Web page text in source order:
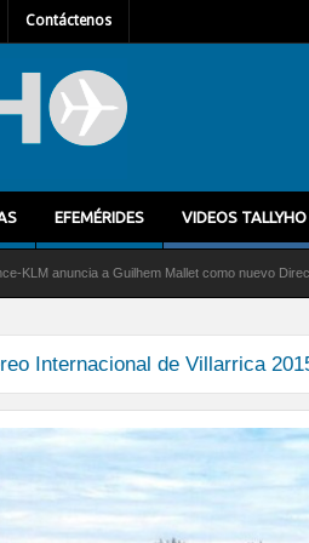
Contáctenos
EFEMÉRIDES VIDEOS TALLYHO
a Guilhem Mallet como nuevo Director
Internacional de Villarrica